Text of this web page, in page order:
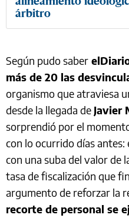
árbitro
Según pudo saber
más de 20 las
organismo que atraviesa
desde la llegada de Javier
sorprendió por el
con lo ocurrido días
con una suba del valor de
tasa de fiscalización que
argumento de reforzar la
recorte de personal se